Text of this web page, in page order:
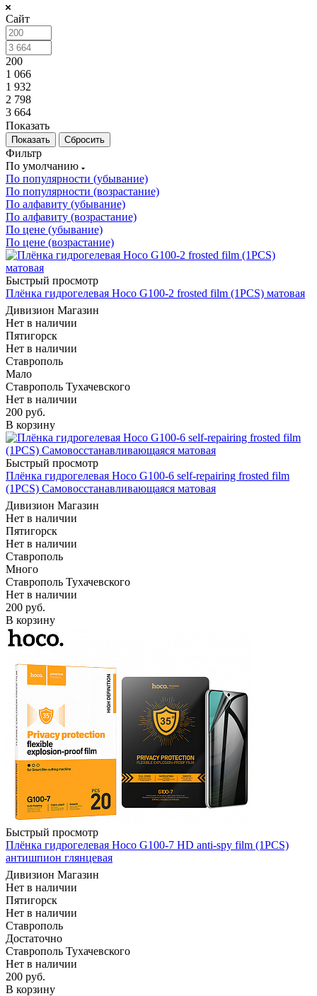
Сайт
200
1 066
1 932
2 798
3 664
Показать
Сбросить
Фильтр
По умолчанию
По популярности (убывание)
По популярности (возрастание)
По алфавиту (убывание)
По алфавиту (возрастание)
По цене (убывание)
По цене (возрастание)
Быстрый просмотр
Плёнка гидрогелевая Hoco G100-2 frosted film (1PCS) матовая
Дивизион Магазин
Нет в наличии
Пятигорск
Нет в наличии
Ставрополь
Мало
Ставрополь Тухачевского
Нет в наличии
200 руб.
В корзину
Быстрый просмотр
Плёнка гидрогелевая Hoco G100-6 self-repairing frosted film
(1PCS) Самовосстанавливающаяся матовая
Дивизион Магазин
Нет в наличии
Пятигорск
Нет в наличии
Ставрополь
Много
Ставрополь Тухачевского
Нет в наличии
200 руб.
В корзину
Быстрый просмотр
Плёнка гидрогелевая Hoco G100-7 HD anti-spy film (1PCS)
антишпион глянцевая
Дивизион Магазин
Нет в наличии
Пятигорск
Нет в наличии
Ставрополь
Достаточно
Ставрополь Тухачевского
Нет в наличии
200 руб.
В корзину